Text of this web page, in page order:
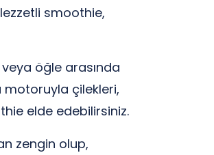
smoothie,
veya öğle arasında
motoruyla çilekleri,
elde edebilirsiniz.
zengin olup,